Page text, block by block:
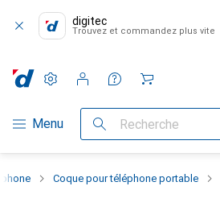
digitec
Trouvez et commandez plus vite
Navigation par catégorie
Menu Recherche
Paramètres
Compte client
Listes de comparaison
Listes d'envies
Panier
Coque pour téléphone portable